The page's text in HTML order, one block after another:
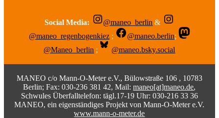
Social Media: @maneo_berlin &
@maneo_regenbogenkiez ; @maneo.berlin;
@Maneo_berlin ; @maneo.bsky.social
MANEO c/o Mann-O-Meter e.V., Bülowstraße 106 , 10783
Berlin; Fax: 030-236 381 42, Mail:maneo[at]maneo.de,
Schwules Überfalltelefon: tägl.17-19 Uhr: 030-216 33 36
MANEO, ein eigenständiges Projekt von Mann-O-Meter e.V.
www.mann-o-meter.de